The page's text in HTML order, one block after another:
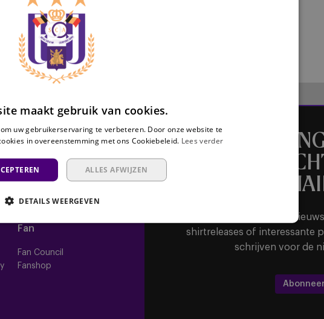
Tickets
Wedstrijdtickets
ABO
Share your ticket
Fan
Fan Council
Fanshop
HET
NIEUWS
IN JE
Ontvang als eerste alle
shirtreleases of interessante
schrijven voor de
Abonneer
maakt gebruik van cookies.
uw gebruikerservaring te verbeteren. Door onze website te
in overeenstemming met ons Cookiebeleid. Lees verder
ALLES AFWIJZEN
DETAILS WEERGEVEN